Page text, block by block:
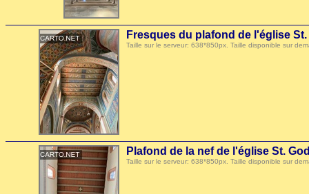
Fresques du plafond de l'église
Taille sur le serveur: 638*850px. Taille disponible sur
Plafond de la nef de l'église St.
Taille sur le serveur: 638*850px. Taille disponible sur